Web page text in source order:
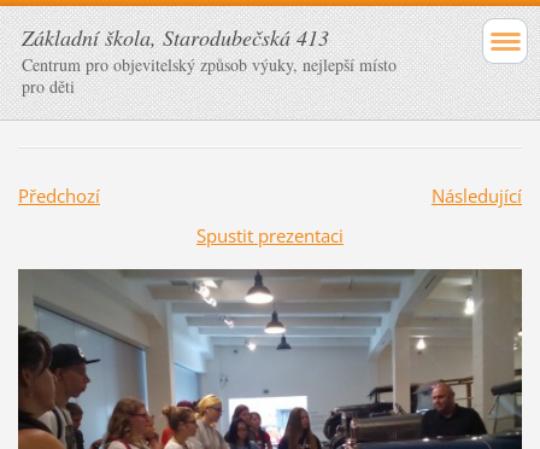
Základní škola, Starodubečská 413
Centrum pro objevitelský způsob výuky, nejlepší místo
pro děti
Předchozí
Následující
Spustit prezentaci